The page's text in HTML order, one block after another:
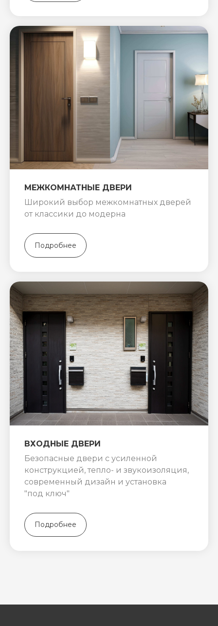
МЕЖКОМНАТНЫЕ ДВЕРИ
Широкий выбор межкомнатных дверей
от классики до модерна
Подробнее
ВХОДНЫЕ ДВЕРИ
Безопасные двери с усиленной
конструкцией, тепло- и звукоизоляция,
современный дизайн и установка
"под ключ"
Подробнее